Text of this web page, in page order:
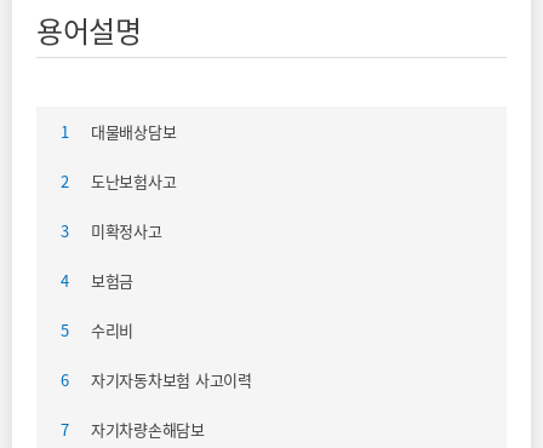
용어설명
1 대물배상담보
2 도난보험사고
3 미확정사고
4 보험금
5 수리비
6 자기자동차보험 사고이력
7 자기차량손해담보